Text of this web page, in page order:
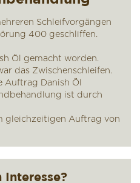
Schleifvorgängen
400 geschliffen.
Öl gemacht worden.
das Zwischenschleifen.
Auftrag Danish Öl
ist durch
gleichzeitigen Auftrag von